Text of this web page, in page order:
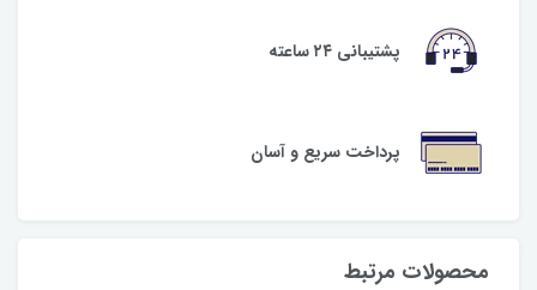
پشتیبانی ۲۴ ساعته
پرداخت سریع و آسان
محصولات مرتبط